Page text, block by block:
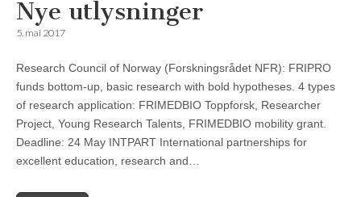
Nye utlysninger
5. mai 2017
Research Council of Norway (Forskningsrådet NFR): FRIPRO
funds bottom-up, basic research with bold hypotheses. 4 types
of research application: FRIMEDBIO Toppforsk, Researcher
Project, Young Research Talents, FRIMEDBIO mobility grant.
Deadline: 24 May INTPART International partnerships for
excellent education, research and…